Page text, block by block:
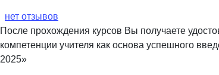
нет отзывов
После прохождения курсов Вы получаете
компетенции учителя как основа успешного
2025»